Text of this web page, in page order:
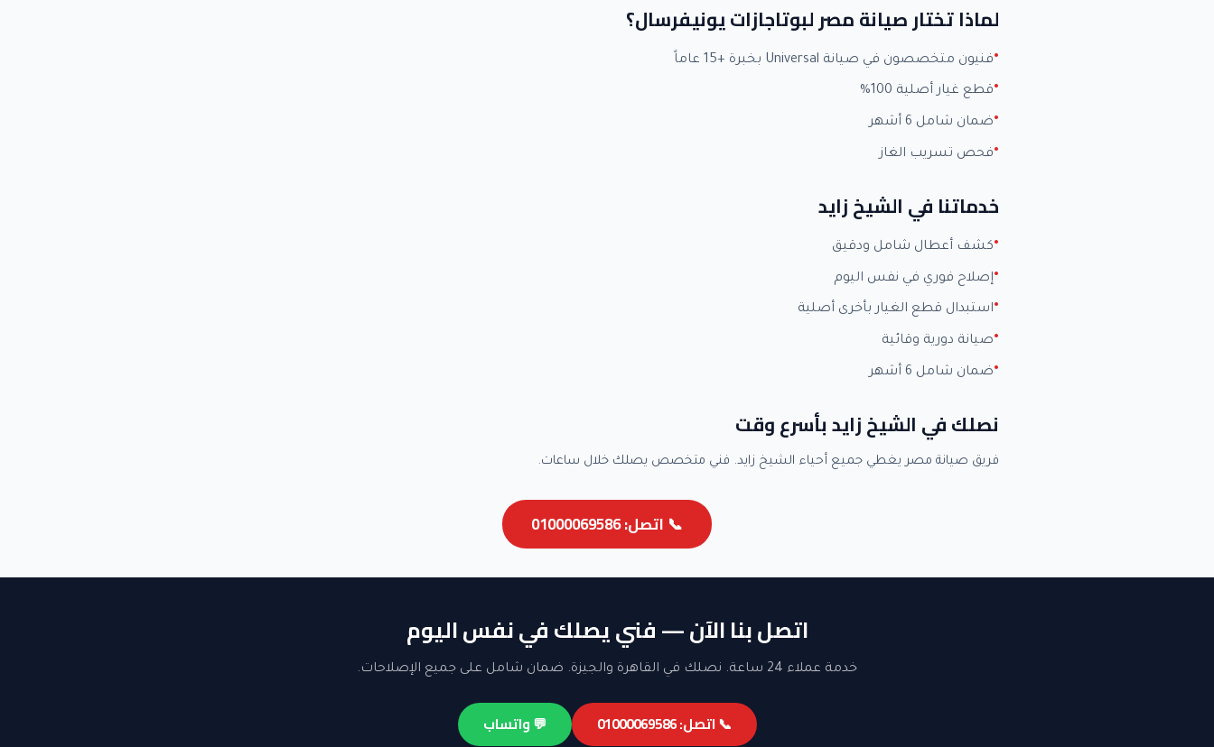
لماذا تختار صيانة مصر لبوتاجازات يونيفرسال؟
فنيون متخصصون في صيانة Universal بخبرة +15 عاماً
قطع غيار أصلية 100%
ضمان شامل 6 أشهر
فحص تسريب الغاز
خدماتنا في الشيخ زايد
كشف أعطال شامل ودقيق
إصلاح فوري في نفس اليوم
استبدال قطع الغيار بأخرى أصلية
صيانة دورية وقائية
ضمان شامل 6 أشهر
نصلك في الشيخ زايد بأسرع وقت
فريق صيانة مصر يغطي جميع أحياء الشيخ زايد. فني متخصص يصلك خلال ساعات.
📞 اتصل: 01000069586
اتصل بنا الآن — فني يصلك في نفس اليوم
خدمة عملاء 24 ساعة. نصلك في القاهرة والجيزة. ضمان شامل على جميع الإصلاحات.
📞 اتصل: 01000069586 💬 واتساب